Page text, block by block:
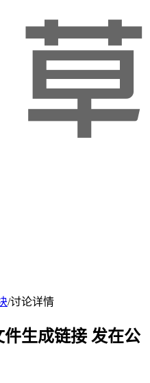
/讨论详情
生成链接 发在公